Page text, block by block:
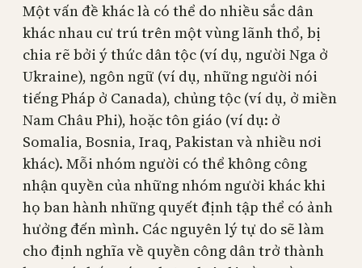
Một vấn đề khác là có thể do nhiều sắc dân
khác nhau cư trú trên một vùng lãnh thổ, bị
chia rẽ bởi ý thức dân tộc (ví dụ, người Nga ở
Ukraine), ngôn ngữ (ví dụ, những người nói
tiếng Pháp ở Canada), chủng tộc (ví dụ, ở miền
Nam Châu Phi), hoặc tôn giáo (ví dụ: ở
Somalia, Bosnia, Iraq, Pakistan và nhiều nơi
khác). Mỗi nhóm người có thể không công
nhận quyền của những nhóm người khác khi
họ ban hành những quyết định tập thể có ảnh
hưởng đến mình. Các nguyên lý tự do sẽ làm
cho định nghĩa về quyền công dân trở thành